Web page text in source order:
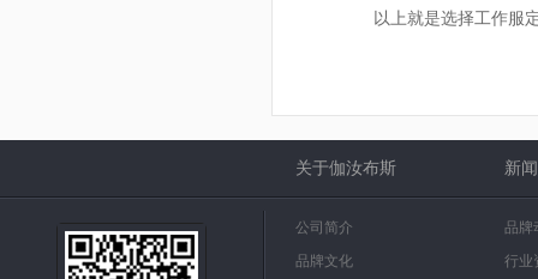
以上就是选择工作服
关于伽汝布斯 新
公司简介
品牌文化
品牌
行业